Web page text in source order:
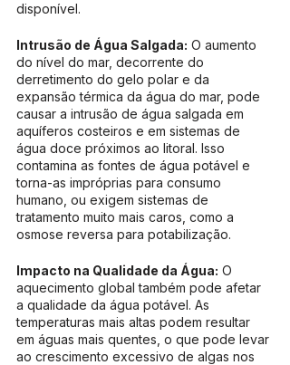
disponível.
Intrusão de Água Salgada: O aumento
do nível do mar, decorrente do
derretimento do gelo polar e da
expansão térmica da água do mar, pode
causar a intrusão de água salgada em
aquíferos costeiros e em sistemas de
água doce próximos ao litoral. Isso
contamina as fontes de água potável e
torna-as impróprias para consumo
humano, ou exigem sistemas de
tratamento muito mais caros, como a
osmose reversa para potabilização.
Impacto na Qualidade da Água: O
aquecimento global também pode afetar
a qualidade da água potável. As
temperaturas mais altas podem resultar
em águas mais quentes, o que pode levar
ao crescimento excessivo de algas nos